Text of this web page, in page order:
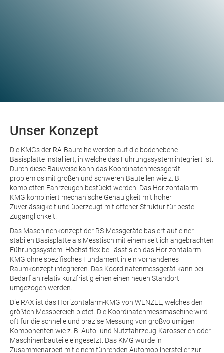
Unser Konzept
Die KMGs der RA-Baureihewerden auf die bodenebene
Basisplatte installiert, in welche das Führungssystem integriert ist.
Durch diese Bauweise kann das Koordinatenmessgerät
problemlos mit großen und schweren Bauteilen wie z. B.
kompletten Fahrzeugen bestückt werden. Das Horizontalarm-
KMG kombiniert mechanische Genauigkeit mit hoher
Zuverlässigkeit und überzeugt mit offener Struktur für beste
Zugänglichkeit.
Das Maschinenkonzept der RS-Messgeräte basiert auf einer
stabilen Basisplatte als Messtisch mit einem seitlich angebrachten
Führungssystem. Höchst flexibel lässt sich das Horizontalarm-
KMG ohne spezifisches Fundament in ein vorhandenes
Raumkonzept integrieren. Das Koordinatenmessgerät kann bei
Bedarf an relativ kurzfristig einen einen neuen Standort
umgezogen werden.
Die RAX ist das Horizontalarm-KMG von WENZEL, welches den
größten Messbereich bietet. Die Koordinatenmessmaschine wird
oft für die schnelle und präzise Messung von großvolumigen
Komponenten wie z. B. Auto- und Nutzfahrzeug-Karosserien oder
Maschinenbauteile eingesetzt. Das KMG wurde in
Zusammenarbeit mit einem führenden Automobilhersteller zur